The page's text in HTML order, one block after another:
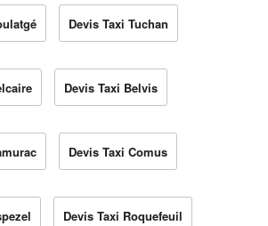
Devis Taxi Tuchan
Devis Taxi Belvis
Devis Taxi Comus
Devis Taxi Roquefeuil